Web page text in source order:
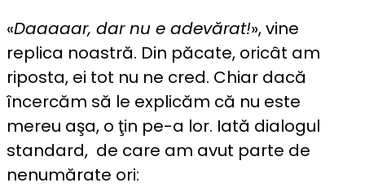
«Daaaaar, dar nu e adevărat!», vine
replica noastră. Din păcate, oricât am
riposta, ei tot nu ne cred. Chiar dacă
încercăm să le explicăm că nu este
mereu aşa, o ţin pe-a lor. Iată dialogul
standard, de care am avut parte de
nenumărate ori: